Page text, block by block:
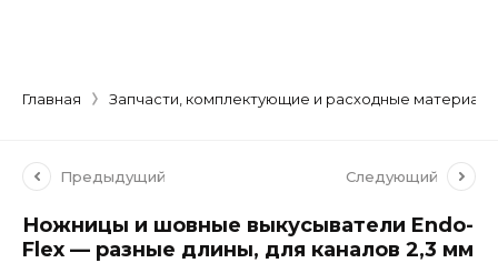
Главная Запчасти, комплектующие и расходные материалы
Предыдущий Следующий
Ножницы и шовные выкусыватели Endo-
Flex — разные длины, для каналов 2,3 мм